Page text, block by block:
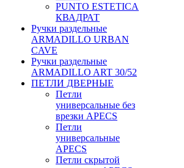
PUNTO ESTETICA
КВАДРАТ
Ручки раздельные
ARMADILLO URBAN
CAVE
Ручки раздельные
ARMADILLO ART 30/52
ПЕТЛИ ДВЕРНЫЕ
Петли
универсальные без
врезки APECS
Петли
универсальные
APECS
Петли скрытой